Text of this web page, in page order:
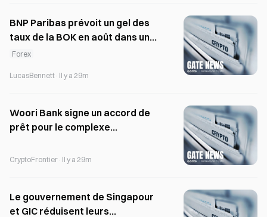
BNP Paribas prévoit un gel des
taux de la BOK en août dans un
contexte de pressions sur la
Forex
LucasBennett · Il y a 29m
Woori Bank signe un accord de
prêt pour le complexe
CryptoFrontier · Il y a 29m
Le gouvernement de Singapour
et GIC réduisent leurs